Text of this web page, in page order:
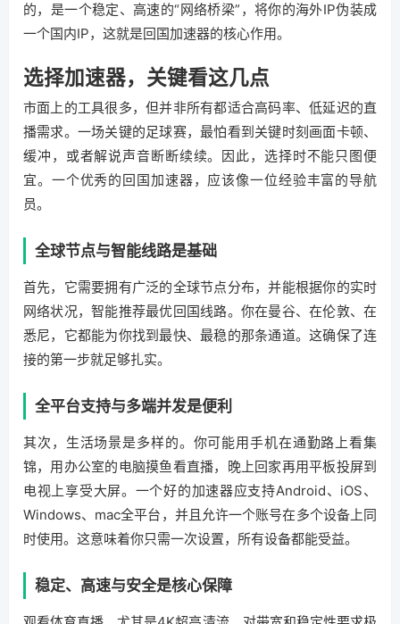
的，是一个稳定、高速的“网络桥梁”，将你的海外IP伪装成
一个国内IP，这就是回国加速器的核心作用。
选择加速器，关键看这几点
市面上的工具很多，但并非所有都适合高码率、低延迟的直
播需求。一场关键的足球赛，最怕看到关键时刻画面卡顿、
缓冲，或者解说声音断断续续。因此，选择时不能只图便
宜。一个优秀的回国加速器，应该像一位经验丰富的导航
员。
全球节点与智能线路是基础
首先，它需要拥有广泛的全球节点分布，并能根据你的实时
网络状况，智能推荐最优回国线路。你在曼谷、在伦敦、在
悉尼，它都能为你找到最快、最稳的那条通道。这确保了连
接的第一步就足够扎实。
全平台支持与多端并发是便利
其次，生活场景是多样的。你可能用手机在通勤路上看集
锦，用办公室的电脑摸鱼看直播，晚上回家再用平板投屏到
电视上享受大屏。一个好的加速器应支持Android、iOS、
Windows、mac全平台，并且允许一个账号在多个设备上同
时使用。这意味着你只需一次设置，所有设备都能受益。
稳定、高速与安全是核心保障